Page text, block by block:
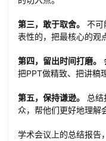
第三，敢于取舍。
不可
表性的，把最核心的观
第四，留出时间打磨。
把PPT做精致、把讲稿
第五，保持谦逊。
总结
众，帮他们更好地理解
学术会议上的总结报告